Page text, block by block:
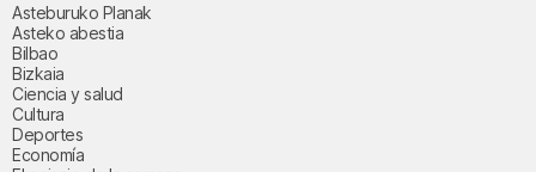
Asteburuko Planak
Asteko abestia
Bilbao
Bizkaia
Ciencia y salud
Cultura
Deportes
Economía